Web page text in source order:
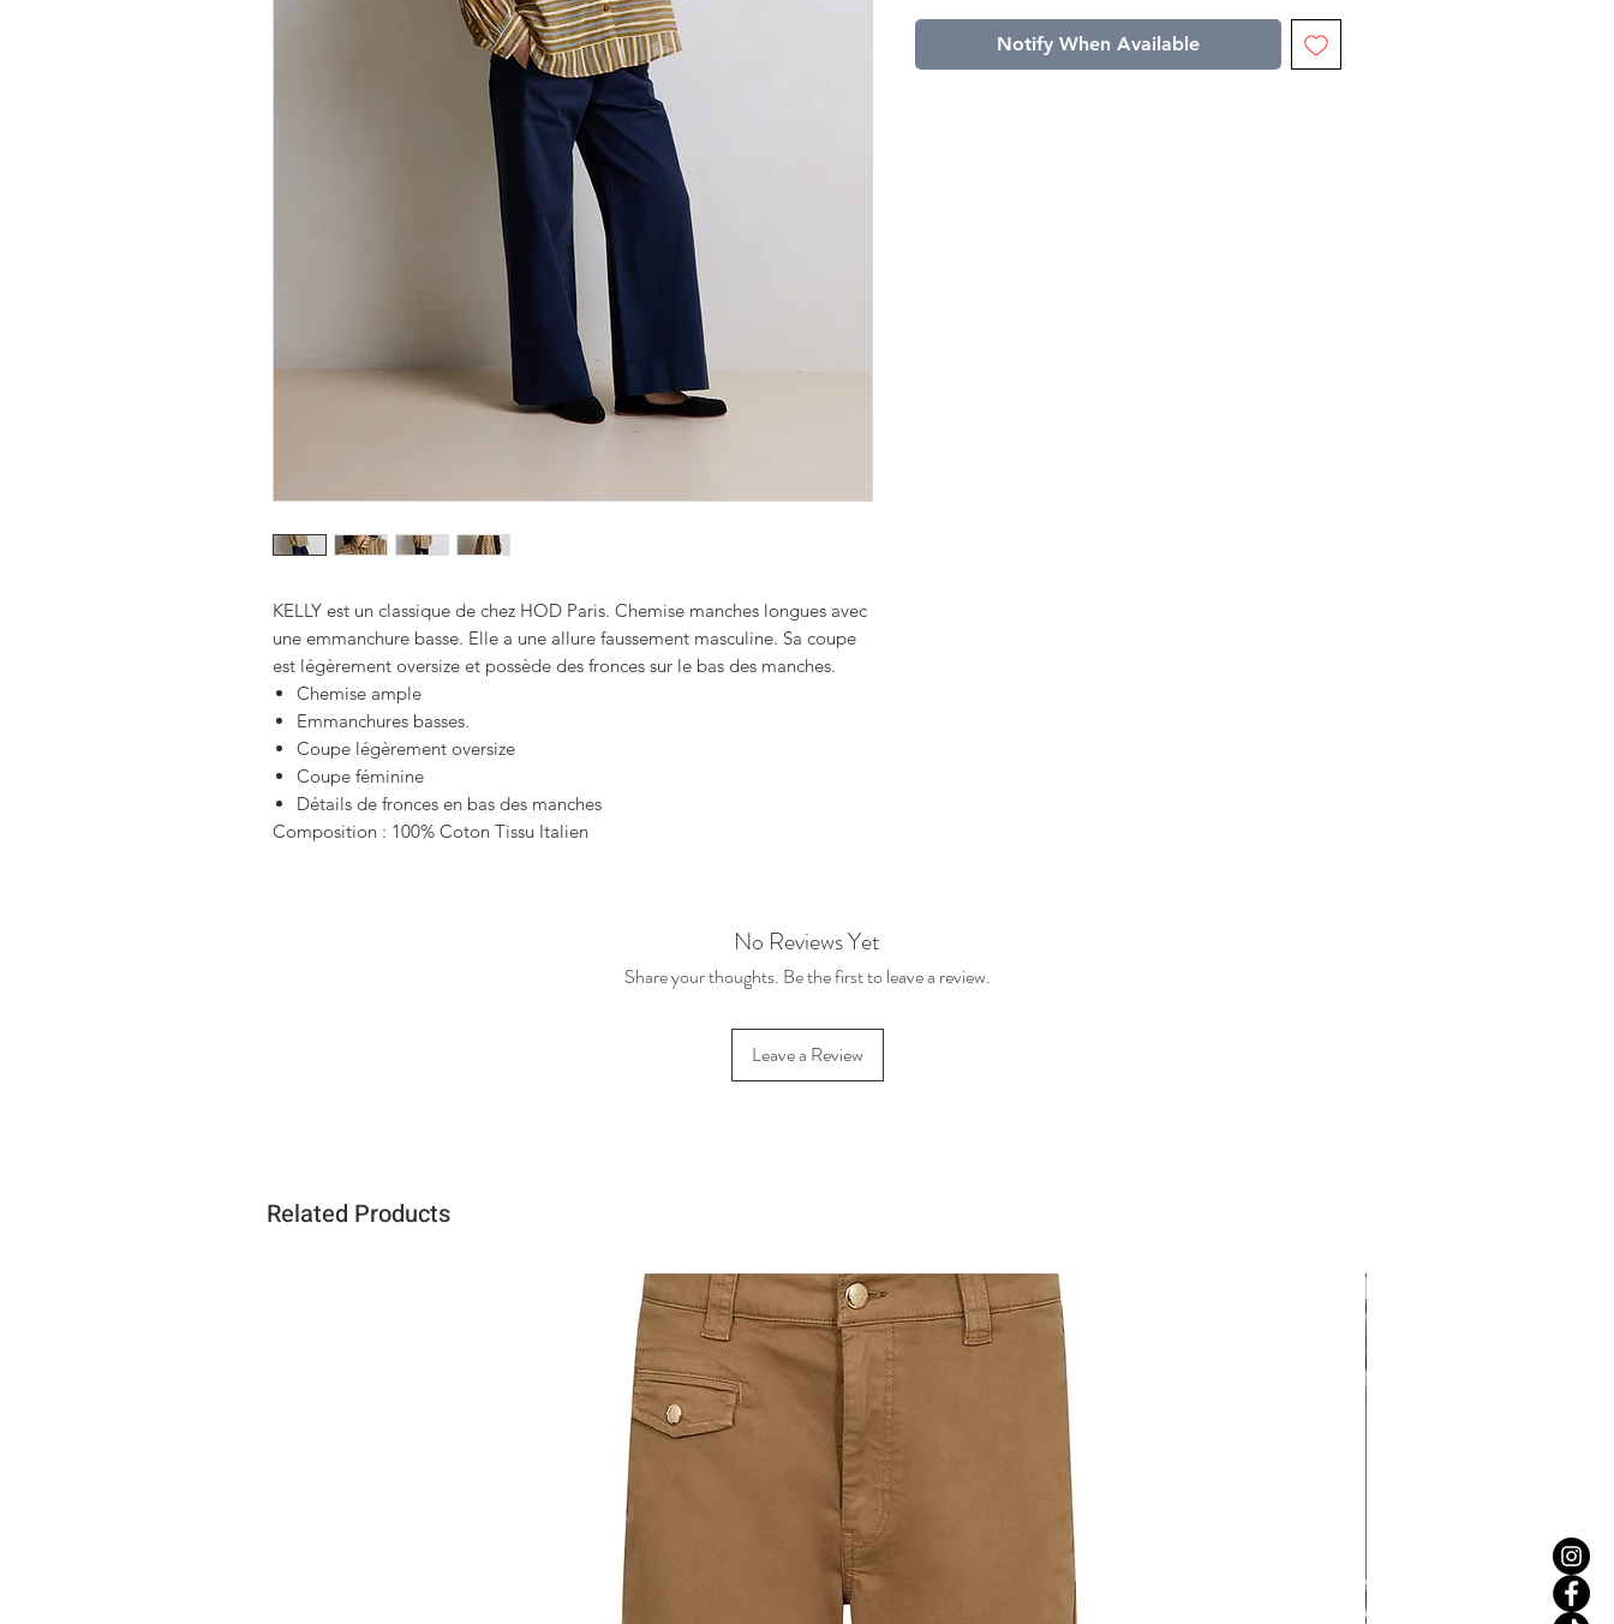
KELLY est un classique de chez HOD Paris. Chemise manches longues avec
une emmanchure basse. Elle a une allure faussement masculine. Sa coupe
est légèrement oversize et possède des fronces sur le bas des manches.
Chemise ample
Emmanchures basses.
Coupe légèrement oversize
Coupe féminine
Détails de fronces en bas des manches
Composition : 100% Coton Tissu Italien
Notify When Available
No Reviews Yet
Share your thoughts. Be the first to leave a review.
Leave a Review
Related Products